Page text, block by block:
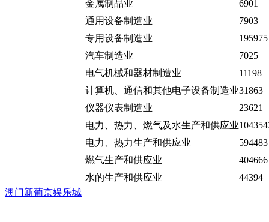
金属制品业
6901
通用设备制造业
7903
专用设备制造业
195975
汽车制造业
7025
电气机械和器材制造业
11198
计算机、通信和其他电子设备制造业31863
仪器仪表制造业
23621
电力、热力、燃气及水生产和供应业
电力、热力生产和供应业
594483
燃气生产和供应业
404666
水的生产和供应业
44394
澳门新葡京娱乐城